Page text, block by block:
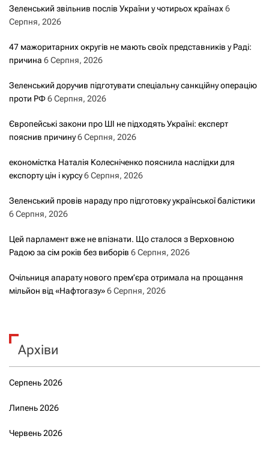
Зеленський звільнив послів України у чотирьох країнах 6
Серпня, 2026
47 мажоритарних округів не мають своїх представників у Раді:
причина 6 Серпня, 2026
Зеленський доручив підготувати спеціальну санкційну операцію
проти РФ6 Серпня, 2026
Європейські закони про ШІ не підходять Україні: експерт
пояснив причину6 Серпня, 2026
економістка Наталія Колесніченко пояснила наслідки для
експорту цін і курсу6 Серпня, 2026
Зеленський провів нараду про підготовку української балістики
6 Серпня, 2026
Цей парламент вже не впізнати. Що сталося з Верховною
Радою за сім років без виборів 6 Серпня, 2026
Очільниця апарату нового прем’єра отримала на прощання
мільйон від «Нафтогазу»6 Серпня, 2026
Архіви
Серпень 2026
Липень 2026
Червень 2026